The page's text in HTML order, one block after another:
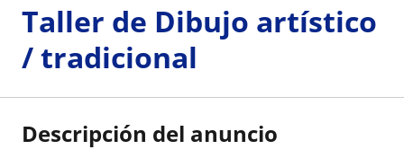
Taller de Dibujo artístico
/ tradicional
Descripción del anuncio